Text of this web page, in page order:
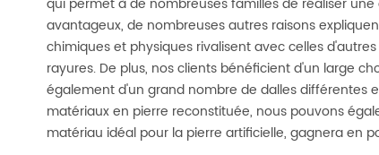
avantageux, de nombreuses autres raisons
chimiques et physiques rivalisent avec celles
rayures. De plus, nos clients bénéficient d'un large
également d'un grand nombre de dalles différentes
matériaux en pierre reconstituée, nous pouvons
matériau idéal pour la pierre artificielle, gagnera en